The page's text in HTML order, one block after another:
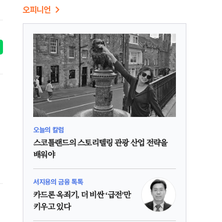
오피니언
오늘의 칼럼
스코틀랜드의 스토리텔링 관광 산업 전략을
배워야
서지용의 금융 톡톡
카드론 옥죄기, 더 비싼 ‘급전’만
키우고 있다